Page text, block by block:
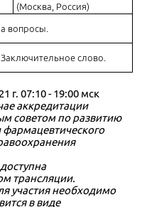
(Москва, Россия)
вопросы.
слово.
г. 07:10 - 19:00 мск
аккредитации
советом по развитию
трансляции.
участия необходимо
в виде